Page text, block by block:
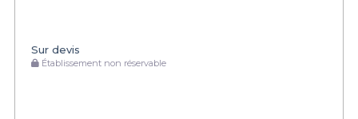
Sur devis
Établissement non réservable